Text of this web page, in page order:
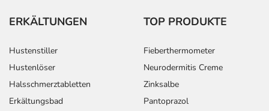
ERKÄLTUNGEN
Hustenstiller
Hustenlöser
Halsschmerztabletten
Erkältungsbad
TOP PRODUKTE
Fieberthermometer
Neurodermitis Creme
Zinksalbe
Pantoprazol